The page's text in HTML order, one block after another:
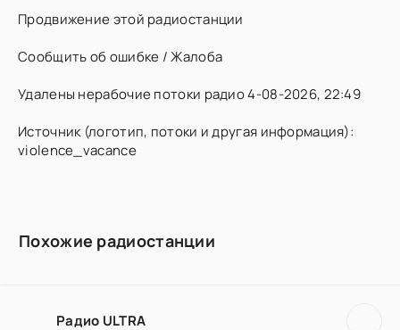
Продвижение этой радиостанции
Сообщить об ошибке / Жалоба
Удалены нерабочие потоки радио 4-08-2026, 22:49
Источник (логотип, потоки и другая информация):
violence_vacance
Похожие радиостанции
Радио ULTRA